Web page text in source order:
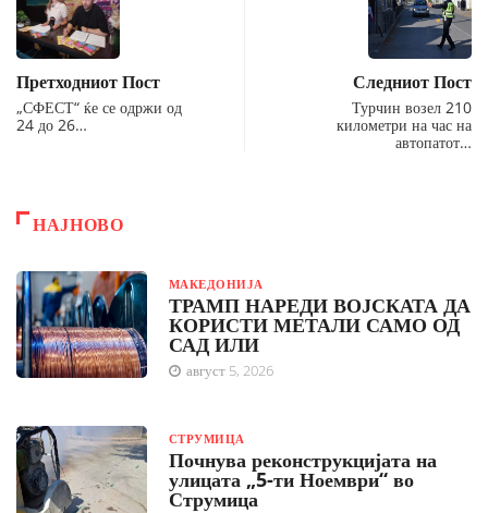
Претходниот Пост
„СФЕСТ“ ќе се одржи од
24 до 26…
Следниот Пост
Турчин возел 210
километри на час на
автопатот…
НАЈНОВО
МАКЕДОНИЈА
ТРАМП НАРЕДИ ВОЈСКАТА ДА
КОРИСТИ МЕТАЛИ САМО ОД
САД ИЛИ
август 5, 2026
СТРУМИЦА
Почнува реконструкцијата на
улицата „5-ти Ноември“ во
Струмица